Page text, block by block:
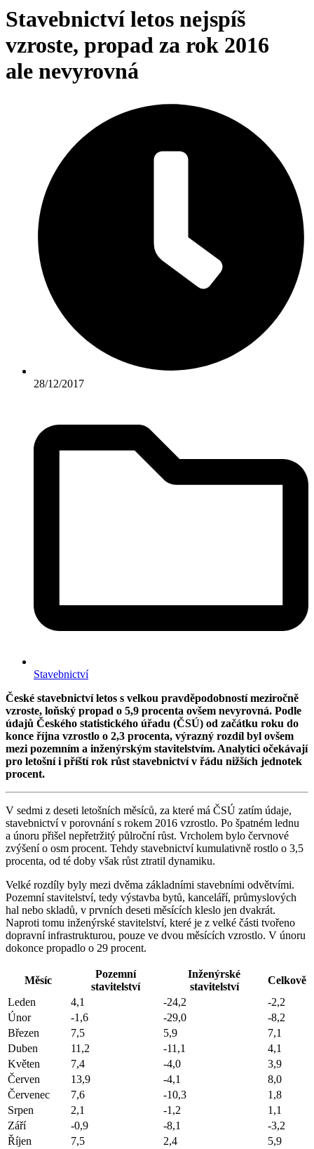
Stavebnictví letos nejspíš
vzroste, propad za rok 2016
ale nevyrovná
28/12/2017
Stavebnictví
České stavebnictví letos s velkou pravděpodobností meziročně
vzroste, loňský propad o 5,9 procenta ovšem nevyrovná. Podle
údajů Českého statistického úřadu (ČSÚ) od začátku roku do
konce října vzrostlo o 2,3 procenta, výrazný rozdíl byl ovšem
mezi pozemním a inženýrským stavitelstvím. Analytici očekávají
pro letošní i příští rok růst stavebnictví v řádu nižších jednotek
procent.
V sedmi z deseti letošních měsíců, za které má ČSÚ zatím údaje,
stavebnictví v porovnání s rokem 2016 vzrostlo. Po špatném lednu
a únoru přišel nepřetržitý půlroční růst. Vrcholem bylo červnové
zvýšení o osm procent. Tehdy stavebnictví kumulativně rostlo o 3,5
procenta, od té doby však růst ztratil dynamiku.
Velké rozdíly byly mezi dvěma základními stavebními odvětvími.
Pozemní stavitelství, tedy výstavba bytů, kanceláří, průmyslových
hal nebo skladů, v prvních deseti měsících kleslo jen dvakrát.
Naproti tomu inženýrské stavitelství, které je z velké části tvořeno
dopravní infrastrukturou, pouze ve dvou měsících vzrostlo. V únoru
dokonce propadlo o 29 procent.
Měsíc
Pozemní
stavitelství
Inženýrské
stavitelství
Celkově
Leden
4,1 -24,2
-2,2
Únor
-1,6 -29,0
-8,2
Březen
7,5 5,9
7,1
Duben
11,2 -11,1
4,1
Květen
7,4 -4,0
3,9
Červen
13,9 -4,1
8,0
Červenec
7,6 -10,3
1,8
Srpen
2,1 -1,2
1,1
Září
-0,9 -8,1
-3,2
Říjen
7,5 2,4
5,9